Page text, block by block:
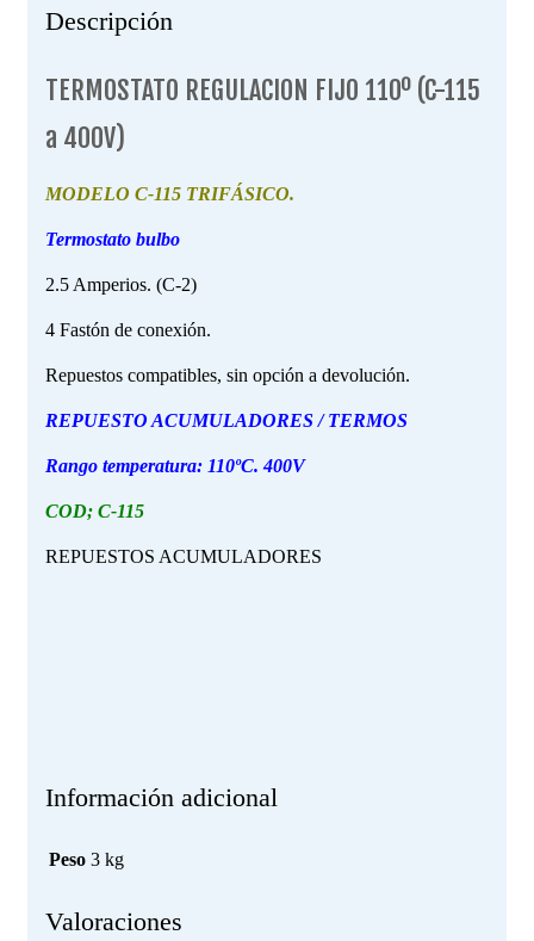
Descripción
TERMOSTATO REGULACION FIJO 110º (C-115
a 400V)
MODELO C-115 TRIFÁSICO.
Termostato bulbo
2.5 Amperios. (C-2)
4 Fastón de conexión.
Repuestos compatibles, sin opción a devolución.
REPUESTO ACUMULADORES / TERMOS
Rango temperatura: 110ºC. 400V
COD; C-115
REPUESTOS ACUMULADORES
Información adicional
Peso 3 kg
Valoraciones